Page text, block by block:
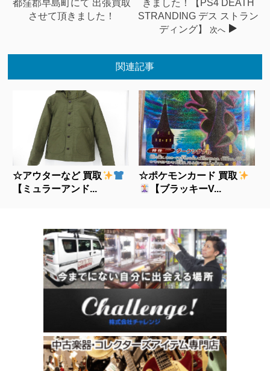
都窪郡早島町にて 出張買取
させて頂きました！
きました！【PS4 DEATH
STRANDING デス ストラン
ディング】
次へ
関連記事
☆アウターなど 買取
【ミュラーアンド...
☆ポケモンカード 買取
【ブラッキーV...